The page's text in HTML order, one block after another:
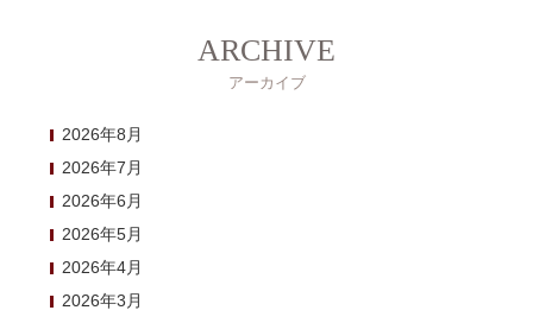
ARCHIVE
アーカイブ
2026年8月
2026年7月
2026年6月
2026年5月
2026年4月
2026年3月